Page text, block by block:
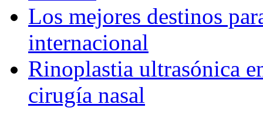
Los mejores destinos
internacional
Rinoplastia ultrasónica
cirugía nasal